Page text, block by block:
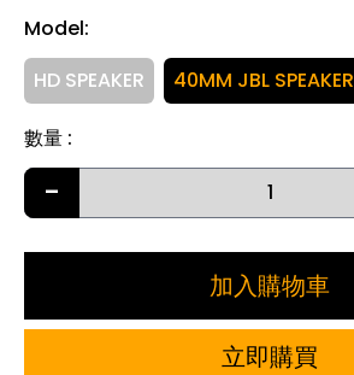
數量 :
-
Model:
HD SPEAKER
40MM JBL SPEAKER
加入購物車
立即購買